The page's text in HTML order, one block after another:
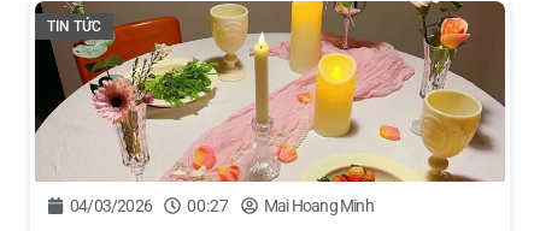
TIN TỨC
04/03/2026 00:27 Mai Hoang Minh